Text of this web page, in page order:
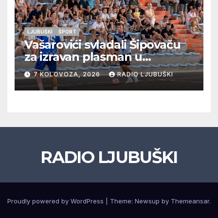
LJUBUŠKI ŠPORT
Vašarovići svladali Šipovaču
za izravan plasman u
četvrtfinale, Grab izborio
prolazak dalje, Klobuk ispao,
večeras počinje četvrtfinale
7 KOLOVOZA, 2026 RADIO LJUBUŠKI
RADIO LJUBUŠKI
Proudly powered by WordPress Theme: Newsup by Themeansar.